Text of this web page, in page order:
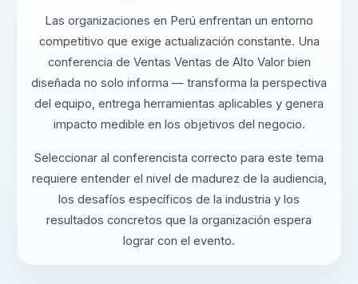
Las organizaciones en Perú enfrentan un entorno
competitivo que exige actualización constante. Una
conferencia de Ventas Ventas de Alto Valor bien
diseñada no solo informa — transforma la perspectiva
del equipo, entrega herramientas aplicables y genera
impacto medible en los objetivos del negocio.
Seleccionar al conferencista correcto para este tema
requiere entender el nivel de madurez de la audiencia,
los desafíos específicos de la industria y los
resultados concretos que la organización espera
lograr con el evento.